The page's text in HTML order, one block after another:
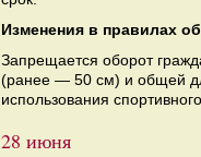
Изменения в правилах
Запрещается оборот
(ранее — 50 см) и общей
использования
28 июня